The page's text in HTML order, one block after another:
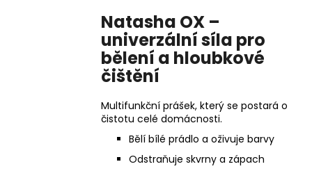
Natasha OX –
univerzální síla pro
bělení a hloubkové
čištění
Multifunkční prášek, který se postará o
čistotu celé domácnosti.
Bělí bílé prádlo a oživuje barvy
Odstraňuje skvrny a zápach